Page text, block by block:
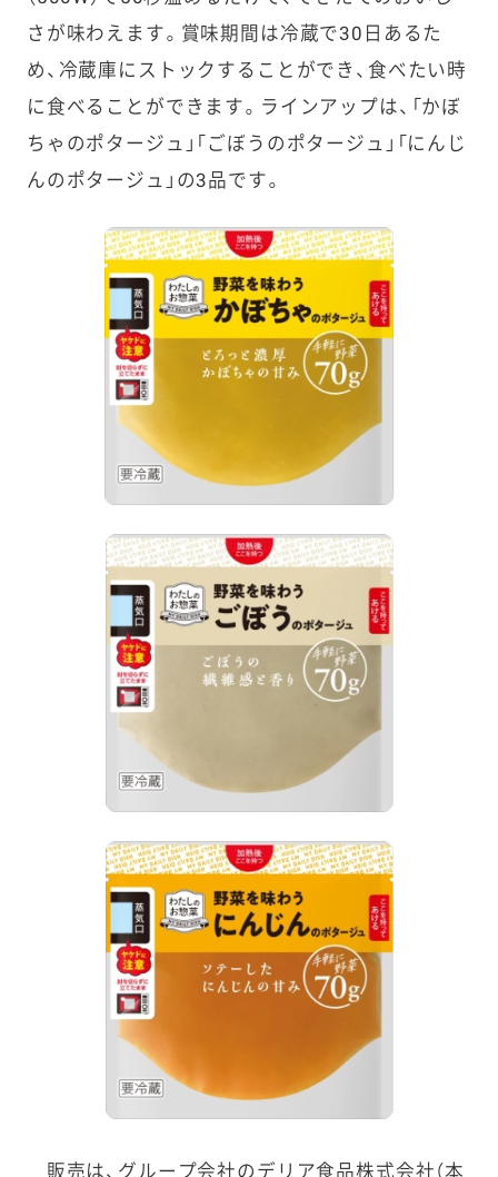
さが味わえます。賞味期間は冷蔵で30日あるた
め、冷蔵庫にストックすることができ、食べたい時
に食べることができます。ラインアップは、「かぼ
ちゃのポタージュ」「ごぼうのポタージュ」「にんじ
んのポタージュ」の3品です。
販売は、グループ会社のデリア食品株式会社（本